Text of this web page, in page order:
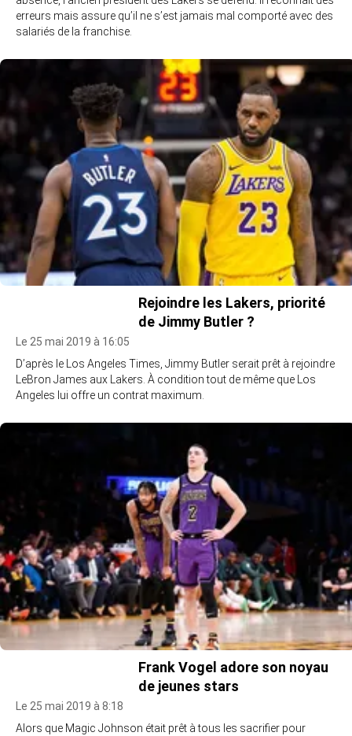
erreurs mais assure qu’il ne s’est jamais mal comporté avec des
salariés de la franchise.
Rejoindre les Lakers, priorité
de Jimmy Butler ?
Le 25 mai 2019 à 16:05
D’après le Los Angeles Times, Jimmy Butler serait prêt à rejoindre
LeBron James aux Lakers. À condition tout de même que Los
Angeles lui offre un contrat maximum.
Frank Vogel adore son noyau
de jeunes stars
Le 25 mai 2019 à 8:18
Alors que Magic Johnson était prêt à tous les sacrifier pour